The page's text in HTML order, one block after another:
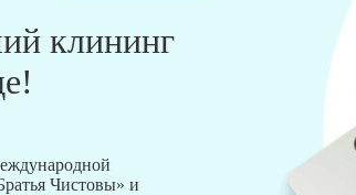
клининг
Чистовы» и
Soteco, а также утюг, ведро,